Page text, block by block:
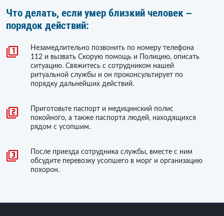
Что делать, если умер близкий человек –
порядок действий:
Незамедлительно позвонить по номеру телефона
112 и вызвать Скорую помощь и Полицию, описать
ситуацию. Свяжитесь с сотрудником нашей
ритуальной службы и он проконсультирует по
порядку дальнейших действий.
Приготовьте паспорт и медицинский полис
покойного, а также паспорта людей, находящихся
рядом с усопшим.
После приезда сотрудника службы, вместе с ним
обсудите перевозку усопшего в морг и организацию
похорон.